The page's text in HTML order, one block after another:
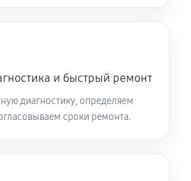
и быстрый ремонт
диагностику, определяем
сроки ремонта.